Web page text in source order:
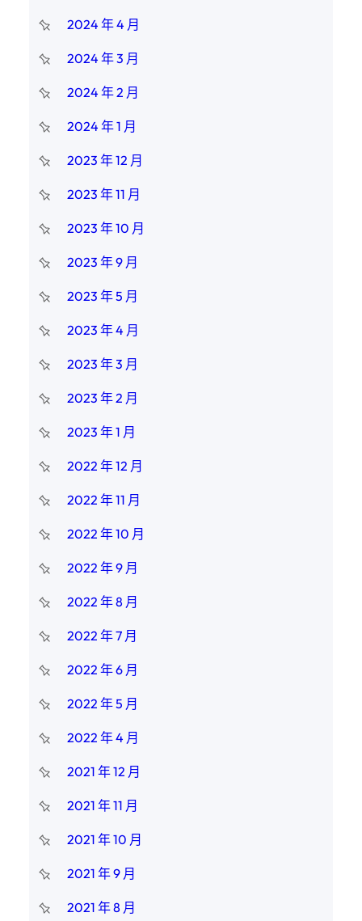
2024 年 4 月
2024 年 3 月
2024 年 2 月
2024 年 1 月
2023 年 12 月
2023 年 11 月
2023 年 10 月
2023 年 9 月
2023 年 5 月
2023 年 4 月
2023 年 3 月
2023 年 2 月
2023 年 1 月
2022 年 12 月
2022 年 11 月
2022 年 10 月
2022 年 9 月
2022 年 8 月
2022 年 7 月
2022 年 6 月
2022 年 5 月
2022 年 4 月
2021 年 12 月
2021 年 11 月
2021 年 10 月
2021 年 9 月
2021 年 8 月